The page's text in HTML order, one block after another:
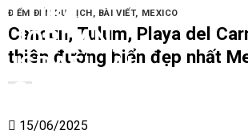
ĐIỂM ĐẾN DU LỊCH, BÀI VIẾT, MEXICO
Cancun, Tulum, Playa del
thiên đường biển đẹp nhất
15/06/2025